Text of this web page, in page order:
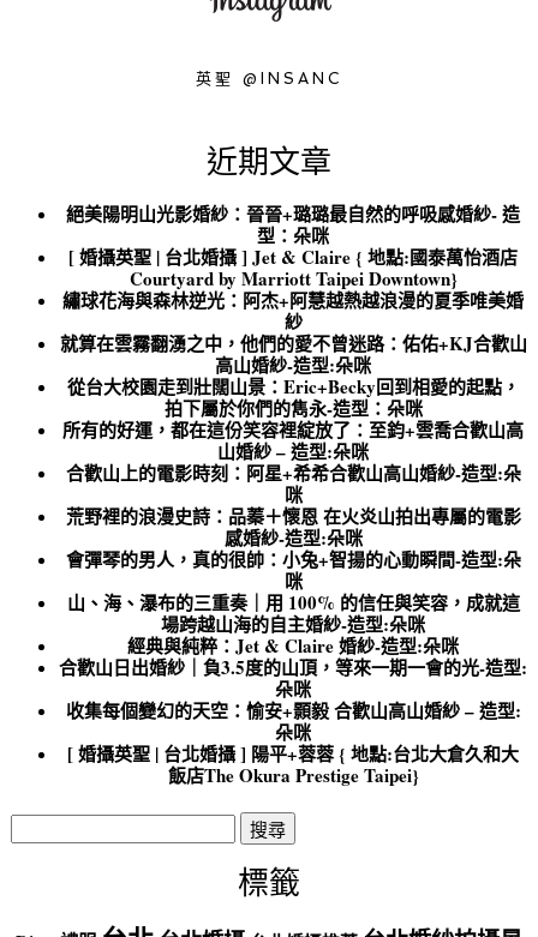
英聖 @INSANC
近期文章
絕美陽明山光影婚紗：晉晉+璐璐最自然的呼吸感婚紗- 造
型：朵咪
[ 婚攝英聖 | 台北婚攝 ] Jet & Claire { 地點:國泰萬怡酒店
Courtyard by Marriott Taipei Downtown}
繡球花海與森林逆光：阿杰+阿慧越熱越浪漫的夏季唯美婚
紗
就算在雲霧翻湧之中，他們的愛不曾迷路：佑佑+KJ合歡山
高山婚紗-造型:朵咪
從台大校園走到壯闊山景：Eric+Becky回到相愛的起點，
拍下屬於你們的雋永-造型：朵咪
所有的好運，都在這份笑容裡綻放了：至鈞+雲喬合歡山高
山婚紗 – 造型:朵咪
合歡山上的電影時刻：阿星+希希合歡山高山婚紗-造型:朵
咪
荒野裡的浪漫史詩：品蓁＋懷恩 在火炎山拍出專屬的電影
感婚紗-造型:朵咪
會彈琴的男人，真的很帥：小兔+智揚的心動瞬間-造型:朵
咪
山、海、瀑布的三重奏｜用 100% 的信任與笑容，成就這
場跨越山海的自主婚紗-造型:朵咪
經典與純粹：Jet & Claire 婚紗-造型:朵咪
合歡山日出婚紗｜負3.5度的山頂，等來一期一會的光-造型:
朵咪
收集每個變幻的天空：愉安+顥毅 合歡山高山婚紗 – 造型:
朵咪
[ 婚攝英聖 | 台北婚攝 ] 陽平+蓉蓉 { 地點:台北大倉久和大
飯店The Okura Prestige Taipei}
搜
尋
標籤